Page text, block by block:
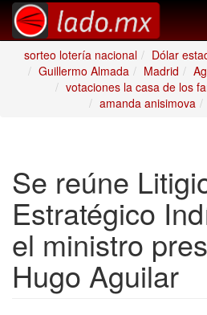
sorteo lotería nacional
Dólar
Guillermo Almada
Madrid
votaciones la casa de los
amanda anisimova
Se reúne
Estratégico
el ministro
Hugo Aguilar